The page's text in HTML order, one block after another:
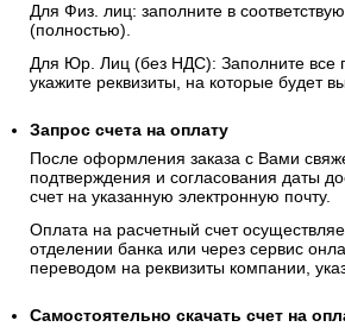
Для Физ. лиц: заполните в
(полностью).
Для Юр. Лиц (без НДС): Заполните все
укажите реквизиты, на которые будет
Запрос счета на оплату
После оформления заказа с Вами
подтверждения и согласования даты
счет на указанную электронную почту.
Оплата на расчетный счет
отделении банка или через сервис
переводом на реквизиты компании,
Самостоятельно скачать счет на